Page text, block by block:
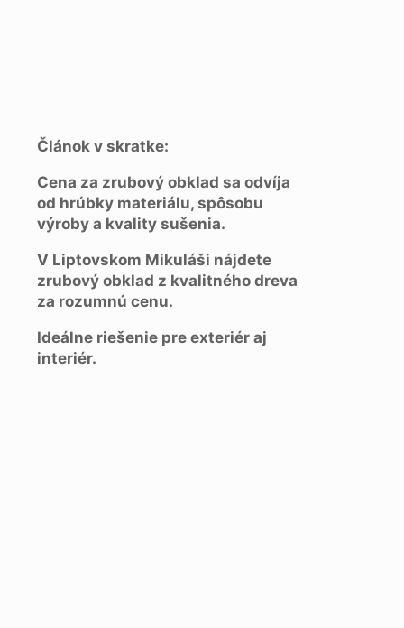
Článok v skratke:
Cena za zrubový obklad sa odvíja
od hrúbky materiálu, spôsobu
výroby a kvality sušenia.
V Liptovskom Mikuláši nájdete
zrubový obklad z kvalitného dreva
za rozumnú cenu.
Ideálne riešenie pre exteriér aj
interiér.